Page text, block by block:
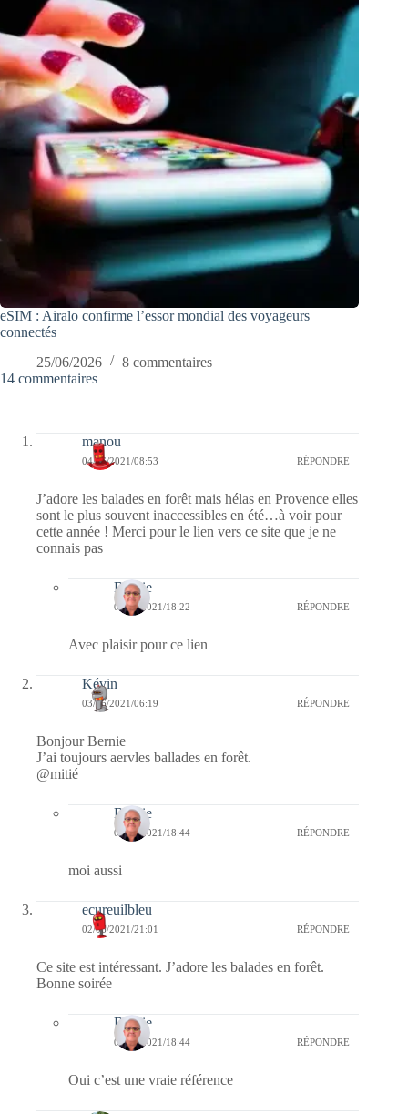
eSIM : Airalo confirme l’essor mondial des voyageurs
connectés
25/06/2026
8 commentaires
14 commentaires
manou
04/06/2021/08:53 RÉPONDRE
J’adore les balades en forêt mais hélas en Provence elles
sont le plus souvent inaccessibles en été…à voir pour
cette année ! Merci pour le lien vers ce site que je ne
connais pas
Bernie
04/06/2021/18:22 RÉPONDRE
Avec plaisir pour ce lien
Kévin
03/06/2021/06:19 RÉPONDRE
Bonjour Bernie
J’ai toujours aervles ballades en forêt.
@mitié
Bernie
03/06/2021/18:44 RÉPONDRE
moi aussi
ecureuilbleu
02/06/2021/21:01 RÉPONDRE
Ce site est intéressant. J’adore les balades en forêt.
Bonne soirée
Bernie
03/06/2021/18:44 RÉPONDRE
Oui c’est une vraie référence